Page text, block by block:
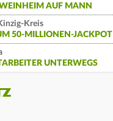
AUF MANN
Kreis
50-MILLIONEN-JACKPOT
UNTERWEGS